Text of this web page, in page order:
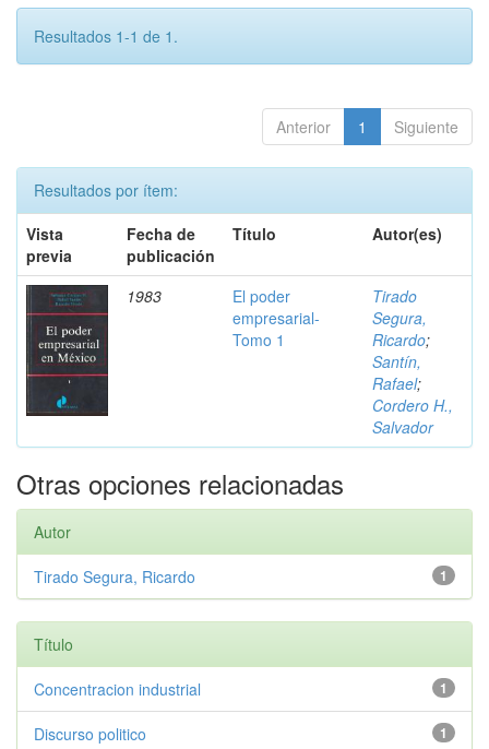
Resultados 1-1 de 1.
Anterior 1 Siguiente
Resultados por ítem:
Vista
previa
Fecha de
publicación
Título Autor(es)
1983
El poder
empresarial-
Tomo 1
Tirado
Segura,
Ricardo;
Santín,
Rafael;
Cordero H.,
Salvador
Otras opciones relacionadas
Autor
1
Tirado Segura, Ricardo
Título
1
Concentracion industrial
1
Discurso politico